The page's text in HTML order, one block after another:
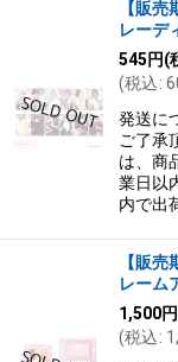
【販
レーデ
545円(
(税込:
発送に
ご了承
は、商
業日以
内で出
【販
レーム
1,500円
(税込: